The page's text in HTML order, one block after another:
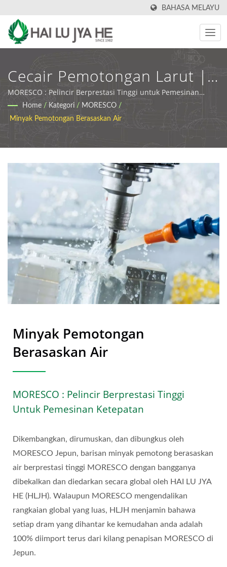
BAHASA MELAYU
Cecair Pemotongan Larut |
Cecair Pemesinan Logam &
Penyelesaian Pelincir Khas |
HLJH
MORESCO : Pelincir Berprestasi Tinggi untuk Pemesinan
Ketepatan | HLJH | Pengeluar & Pembekal Pelincir Industri &
Cecair Pemesinan di Taiwan
Home / Kategori / MORESCO /
Minyak Pemotongan Berasaskan Air
Minyak Pemotongan
Berasaskan Air
MORESCO : Pelincir Berprestasi Tinggi
Untuk Pemesinan Ketepatan
Dikembangkan, dirumuskan, dan dibungkus oleh
MORESCO Jepun, barisan minyak pemotong berasaskan
air berprestasi tinggi MORESCO dengan bangganya
dibekalkan dan diedarkan secara global oleh HAI LU JYA
HE (HLJH). Walaupun MORESCO mengendalikan
rangkaian global yang luas, HLJH menjamin bahawa
setiap dram yang dihantar ke kemudahan anda adalah
100% diimport terus dari kilang penapisan MORESCO di
Jepun.